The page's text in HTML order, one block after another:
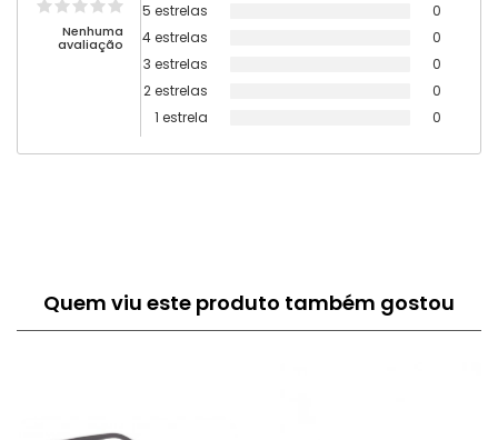
Nenhuma
avaliação
5 estrelas
0
4 estrelas
0
3 estrelas
0
2 estrelas
0
1 estrela
0
Quem viu este produto também gostou